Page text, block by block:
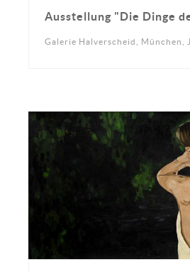
Ausstellung "Die Dinge
Galerie Halverscheid, München,